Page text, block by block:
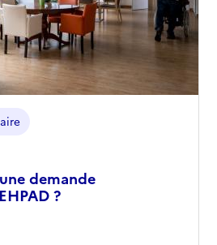
demande
?